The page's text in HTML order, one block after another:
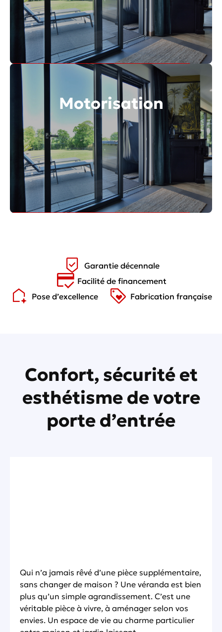
Découvrir toute la gamme
Motorisation
Garantie décennale
Facilité de financement
Pose d’excellence
Fabrication française
Confort, sécurité et
esthétisme de votre
porte d’entrée
Qui n’a jamais rêvé d’une pièce supplémentaire,
sans changer de maison ? Une véranda est bien
plus qu’un simple agrandissement. C’est une
véritable pièce à vivre, à aménager selon vos
envies. Un espace de vie au charme particulier